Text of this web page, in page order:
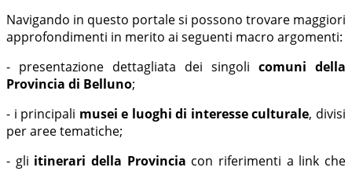
Navigando in questo portale si possono trovare maggiori
approfondimenti in merito ai seguenti macro argomenti:
- presentazione dettagliata dei singoli comuni della
Provincia di Belluno;
- i principali musei e luoghi di interesse culturale, divisi
per aree tematiche;
- gli itinerari della Provincia con riferimenti a link che